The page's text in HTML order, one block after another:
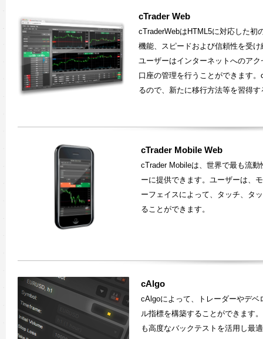
cTrader Web
cTraderWebはHTML5に対応した初
機能、スピードおよび信頼性を受
ユーザーはインターネットへのア
口座の管理を行うことができます
るので、新たに移行方法等を習得
cTrader Mobile Web
cTrader Mobileは、世界で最も流
ーに提供できます。ユーザーは、
ーフェイスによって、タッチ、タ
ることができます。
cAlgo
cAlgoによって、トレーダーやデ
ル指標を構築することができます
も高度なバックテストを活用し最